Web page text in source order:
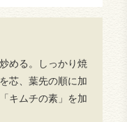
める。しっかり焼
芯、葉先の順に加
キムチの素」を加